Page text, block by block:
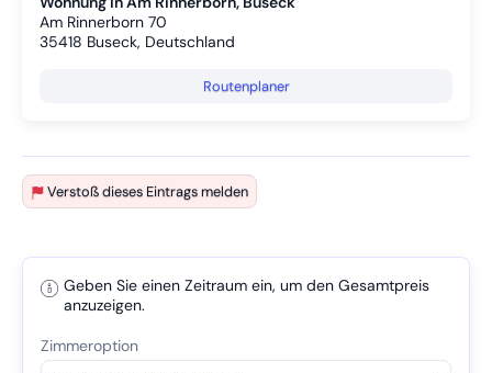
Am Rinnerborn 70
35418 Buseck, Deutschland
Routenplaner
Verstoß dieses Eintrags melden
Geben Sie einen Zeitraum ein, um den Gesamtpreis
anzuzeigen.